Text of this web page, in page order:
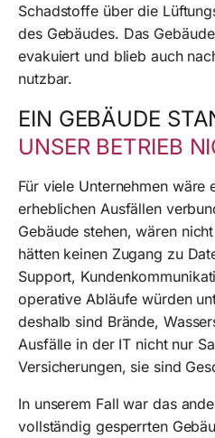
Schadstoffe über die
des Gebäudes. Das
evakuiert und blieb auch
nutzbar.
EIN GEBÄUDE
UNSER BETRIEB
Für viele Unternehmen wäre
erheblichen Ausfällen
Gebäude stehen, wären
hätten keinen Zugang zu
Support,
operative Abläufe würden
deshalb sind Brände,
Ausfälle in der IT nicht nur
Versicherungen, sie sind
In unserem Fall war das
vollständig gesperrten